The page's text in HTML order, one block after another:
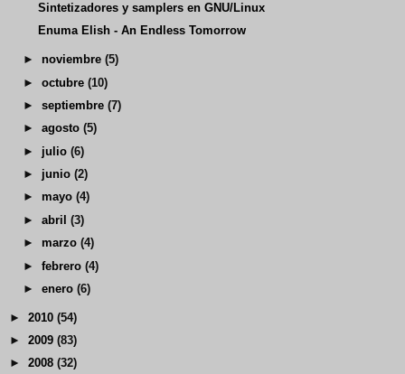
Sintetizadores y samplers en GNU/Linux
Enuma Elish - An Endless Tomorrow
►noviembre (5)
►octubre (10)
►septiembre (7)
►agosto (5)
► julio (6)
► junio (2)
►mayo (4)
►abril
(3)
►marzo (4)
►febrero (4)
►enero (6)
► 2010 (54)
► 2009 (83)
► 2008 (32)